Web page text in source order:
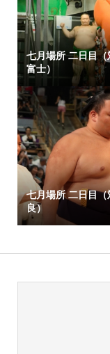
七月場所 二日目（
富士）
七月場所 二日目（
良）